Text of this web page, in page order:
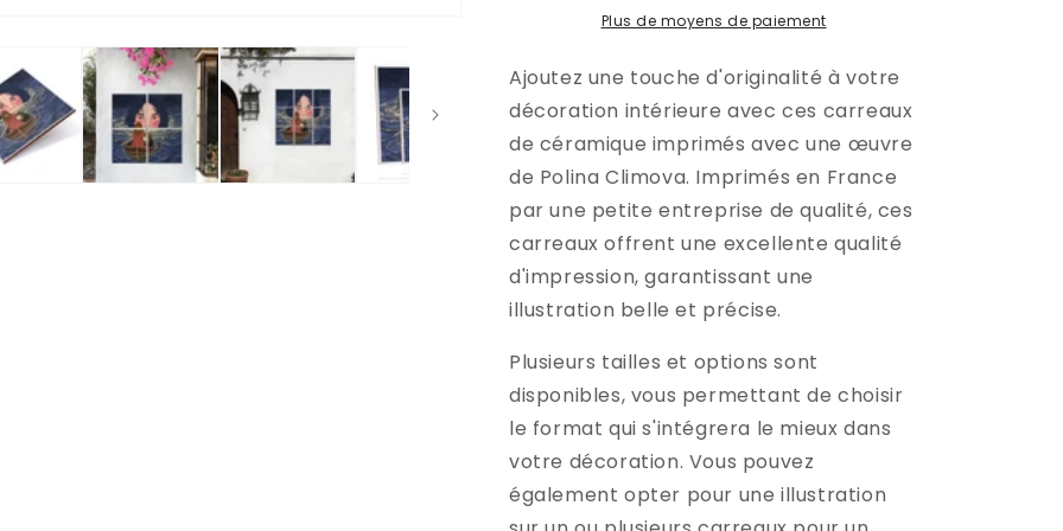
Plus de moyens de paiement
Ajoutez une touche d'originalité à votre
décoration intérieure avec ces carreaux
de céramique imprimés avec une œuvre
de Polina Climova. Imprimés en France
par une petite entreprise de qualité, ces
carreaux offrent une excellente qualité
d'impression, garantissant une
illustration belle et précise.
Plusieurs tailles et options sont
disponibles, vous permettant de choisir
le format qui s'intégrera le mieux dans
votre décoration. Vous pouvez
également opter pour une illustration